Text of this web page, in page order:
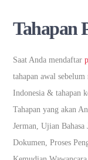
Tahapan
Saat Anda mendaftar
tahapan awal
Indonesia & tahapan
Tahapan yang akan
Jerman, Ujian
Dokumen, Proses